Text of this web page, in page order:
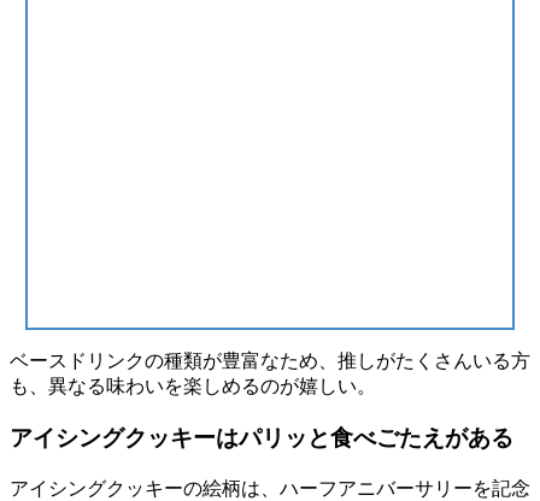
ベースドリンクの種類が豊富なため、 推しがたくさんいる方
も、異なる味わいを楽しめるのが嬉しい。
アイシングクッキーはパリッと食べごたえがある
アイシングクッキーの絵柄は、ハーフアニバーサリーを記念